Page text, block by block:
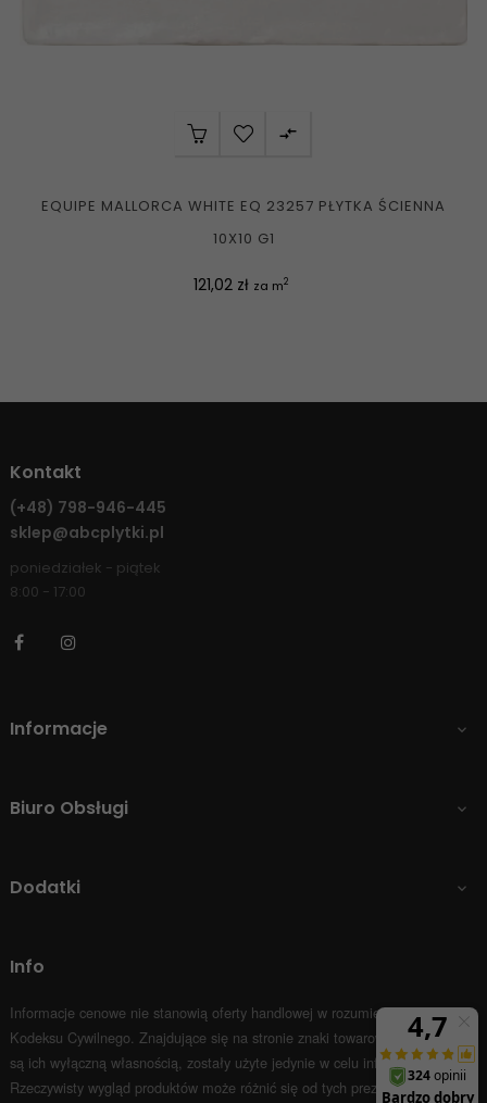

EQUIPE MALLORCA WHITE EQ 23257 PŁYTKA ŚCIENNA
10X10 G1
Cena
121,02 zł za m2
Kontakt
(+48) 798-946-445
sklep@abcplytki.pl
poniedziałek - piątek
8:00 - 17:00
Facebook
Informacje 
Biuro Obsługi 
Dodatki 
Info
Informacje cenowe nie stanowią oferty handlowej w rozumieniu Art.66 par.1
Kodeksu Cywilnego. Znajdujące się na stronie znaki towarowe i nazwy firm
są ich wyłączną własnością, zostały użyte jedynie w celu informacyjnym.
Rzeczywisty wygląd produktów może różnić się od tych prezentowanych na